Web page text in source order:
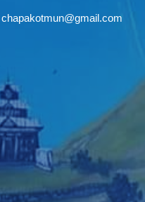
chapakotmun@gmail.com